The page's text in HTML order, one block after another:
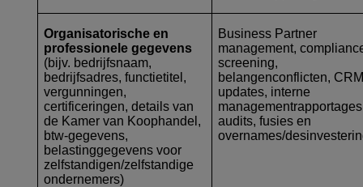
Organisatorische en
professionele gegevens
(bijv. bedrijfsnaam,
bedrijfsadres, functietitel,
vergunningen,
certificeringen, details van
de Kamer van Koophandel,
btw-gegevens,
belastinggegevens voor
zelfstandigen/zelfstandige
ondernemers)
Business Partner
management,
screening,
belangenconflicten,
updates, interne
audits, fusies en
overnames/